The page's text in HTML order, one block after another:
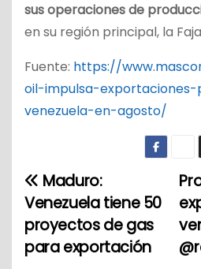
sus operaciones de
en su región principal, la
Fuente: https://
oil-impulsa-
venezuela-en-agosto/
N
a
v
Maduro:
Venezuela tiene 50
proyectos de gas
para exportación